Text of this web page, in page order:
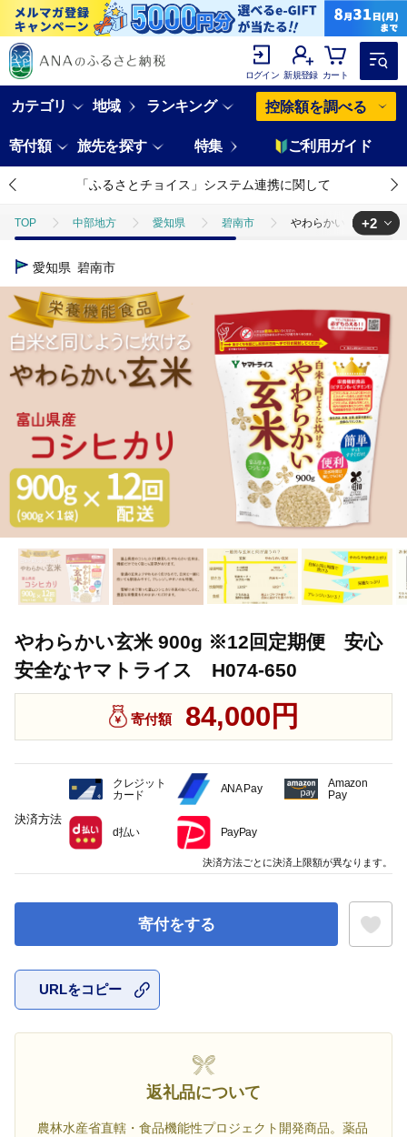
ログイン 新規登録 カート
カテゴリ 地域 ランキング 控除額を調べる
寄付額 旅先を探す 特集 ご利用ガイド
「ふるさとチョイス」システム連携に関して
TOP 中部地方 愛知県 碧南市 やわらかい玄米 900g
TOP
TOP 米(定期便)
+2
愛知県 碧南市
やわらかい玄米 900g ※12回定期便 安心
安全なヤマトライス H074-650
寄付額 84,000円
寄付をする
URLをコピー
返礼品について
農林水産省直轄・食品機能性プロジェクト開発商品。薬品
決済方法
クレジット
カード
ANA Pay
Amazon
Pay
d払い PayPay
決済方法ごとに決済上限額が異なります。